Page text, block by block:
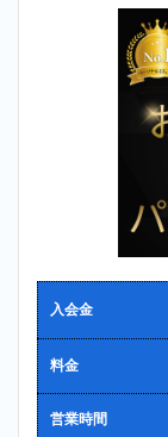
入会金
料金
営業時間